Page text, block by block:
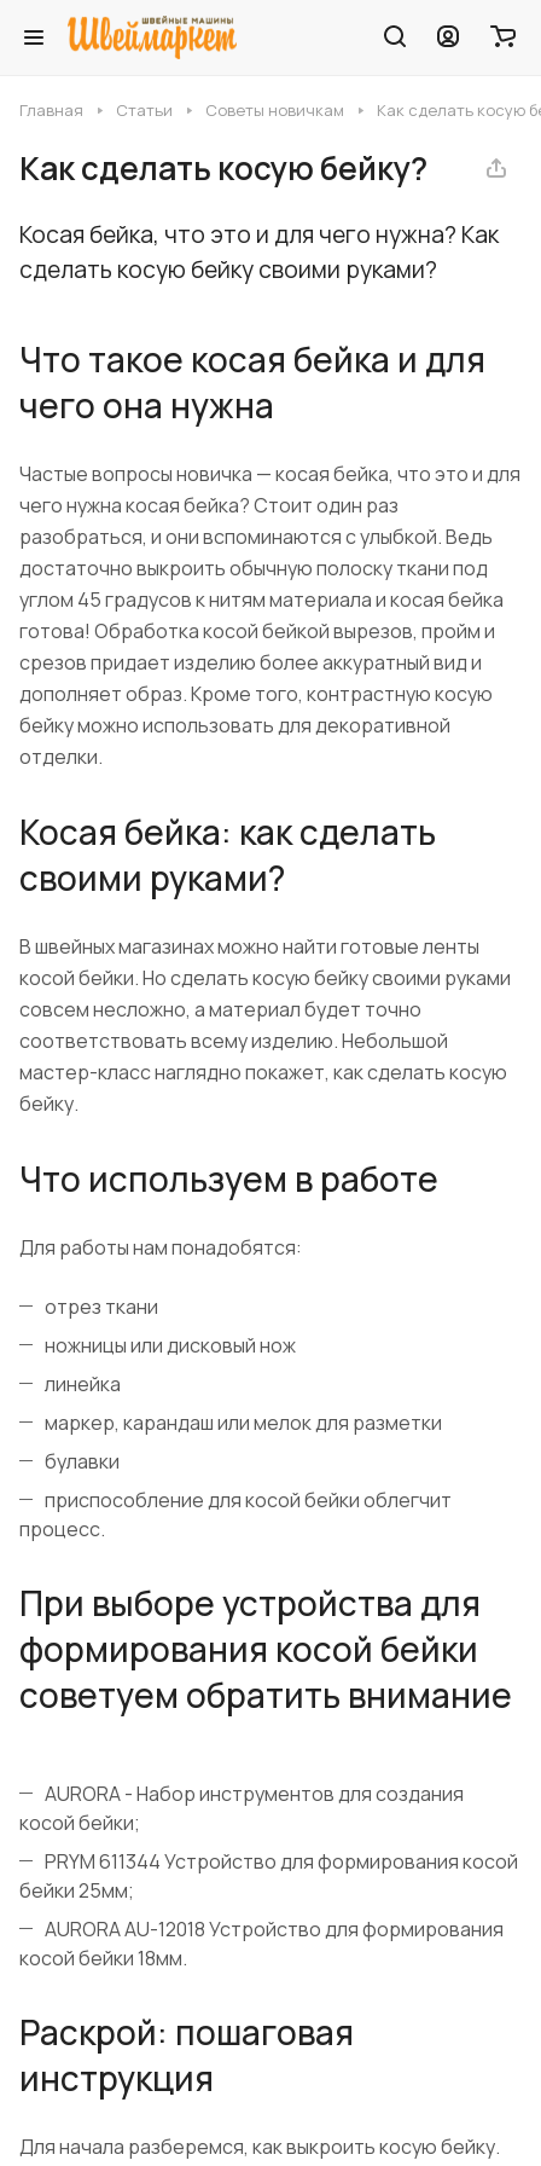
Главная Статьи Советы новичкам Как сделать косую
Как сделать косую бейку?
Косая бейка, что это и для чего нужна? Как
сделать косую бейку своими руками?
Что такое косая бейка и для
чего она нужна
Частые вопросы новичка — косая бейка, что это и для
чего нужна косая бейка? Стоит один раз
разобраться, и они вспоминаются с улыбкой. Ведь
достаточно выкроить обычную полоску ткани под
углом 45 градусов к нитям материала и косая бейка
готова! Обработка косой бейкой вырезов, пройм и
срезов придает изделию более аккуратный вид и
дополняет образ. Кроме того, контрастную косую
бейку можно использовать для декоративной
отделки.
Косая бейка: как сделать
своими руками?
В швейных магазинах можно найти готовые ленты
косой бейки. Но сделать косую бейку своими руками
совсем несложно, а материал будет точно
соответствовать всему изделию. Небольшой
мастер-класс наглядно покажет, как сделать косую
бейку.
Что используем в работе
Для работы нам понадобятся:
отрез ткани
ножницы или дисковый нож
линейка
маркер, карандаш или мелок для разметки
булавки
приспособление для косой бейки облегчит
процесс.
При выборе устройства для
формирования косой бейки
советуем обратить внимание
AURORA - Набор инструментов для создания
косой бейки;
PRYM 611344 Устройство для формирования косой
бейки 25мм;
AURORA AU-12018 Устройство для формирования
косой бейки 18мм.
Раскрой: пошаговая
инструкция
Для начала разберемся, как выкроить косую бейку.